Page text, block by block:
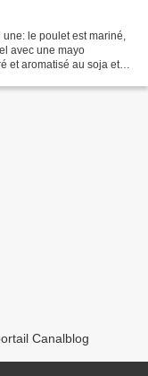
le poulet est mariné,
avec une mayo
et aromatisé au soja et
Canalblog